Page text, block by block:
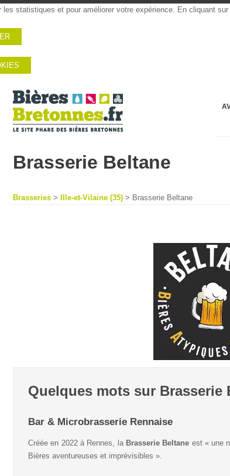
statistiques et pour améliorer votre expérience. En cliquant
Brasserie Beltane
Brasseries > Ille-et-Vilaine (35) > Brasserie Beltane
Quelques mots sur Brasserie
Bar & Microbrasserie Rennaise
Créée en 2022 à Rennes, la Brasserie Beltane est « une
Bières aventureuses et imprévisibles ».